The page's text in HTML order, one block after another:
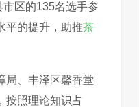
区的135名选手参
平的提升，助推茶
局、丰泽区馨香堂
按照理论知识占